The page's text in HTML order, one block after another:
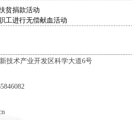
贫捐款活动
工进行无偿献血活动
技术产业开发区科学大道6号